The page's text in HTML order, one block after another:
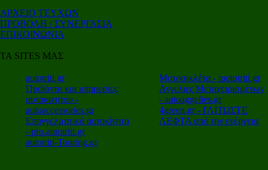
ΑΡΧΕΙΟ ΤΕΥΧΩΝ
ΠΡΟΒΟΛΗ / ΣΥΝΕΡΓΑΣΙΑ
ΕΠΙΚΟΙΝΩΝΙΑ
ΤΑ SITES ΜΑΣ
autotriti.gr
Προϊόντα και υπηρεσίες
αυτοκινήτου -
autoaccessories.gr
Επαγγελματικά αυτοκίνητα
- pro.autotriti.gr
autotriti-Touring.gr
Μοτοσικλέτα - mototriti.gr
Αγγελιες Μεταχειρισμένων
- autoaggelies.gr
4green.gr - ΓΛΙΤΩΣΤΕ
ΛΕΦΤΑ από την ενέργεια